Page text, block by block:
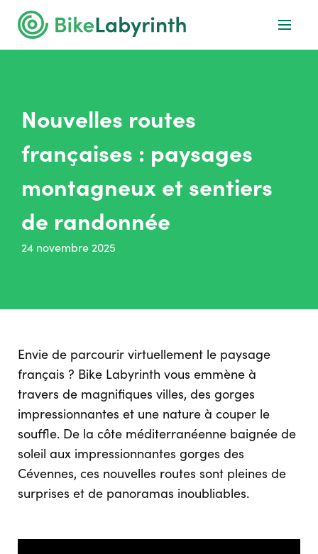
Nouvelles routes
françaises : paysages
montagneux et sentiers
de randonnée
24 novembre 2025
Envie de parcourir virtuellement le paysage
français ? Bike Labyrinth vous emmène à
travers de magnifiques villes, des gorges
impressionnantes et une nature à couper le
souffle. De la côte méditerranéenne baignée de
soleil aux impressionnantes gorges des
Cévennes, ces nouvelles routes sont pleines de
surprises et de panoramas inoubliables.